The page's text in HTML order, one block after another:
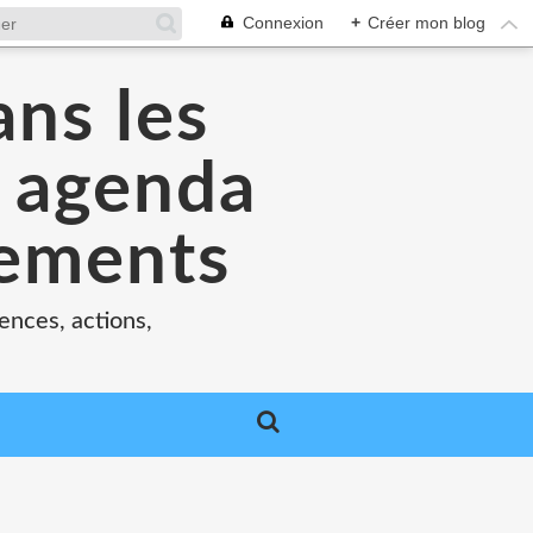
Connexion + Créer mon blog
les
actions,